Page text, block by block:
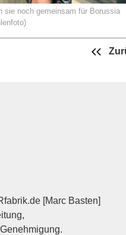
sie noch gemeinsam für Borussia
[Marc Basten]